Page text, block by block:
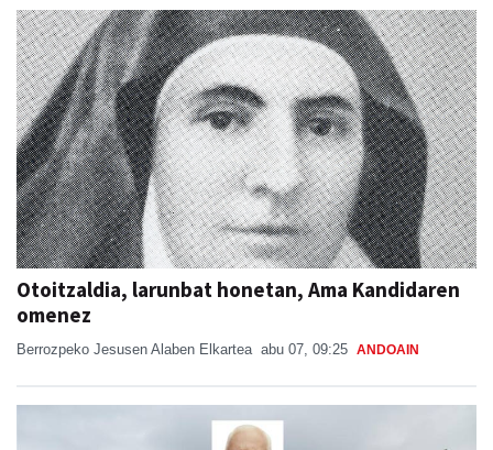
Otoitzaldia, larunbat honetan, Ama Kandidaren
omenez
Berrozpeko Jesusen Alaben Elkartea abu 07, 09:25 ANDOAIN